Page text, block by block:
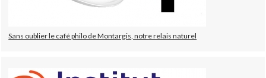
Sans oublier le café philo de Montargis, notre relais naturel